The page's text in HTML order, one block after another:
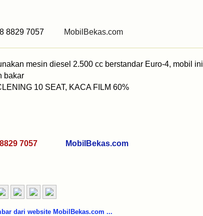
8829 7057 MobilBekas.com
mesin diesel 2.500 cc berstandar Euro-4, mobil ini
bakar
10 SEAT, KACA FILM 60%
8829 7057 MobilBekas.com
dari website MobilBekas.com ...